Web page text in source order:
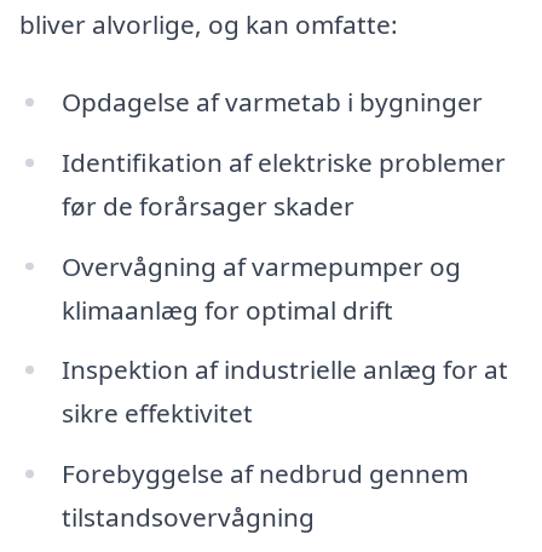
bliver alvorlige, og kan omfatte:
Opdagelse af varmetab i bygninger
Identifikation af elektriske problemer
før de forårsager skader
Overvågning af varmepumper og
klimaanlæg for optimal drift
Inspektion af industrielle anlæg for at
sikre effektivitet
Forebyggelse af nedbrud gennem
tilstandsovervågning